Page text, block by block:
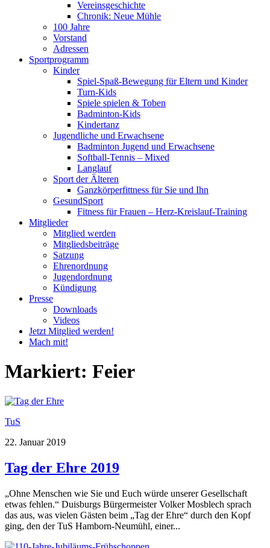
Vereinsgeschichte
Chronik: Neue Mühle
100 Jahre
Vorstand
Adressen
Sportprogramm
Kinder
Spiel-Spaß-Bewegung für Eltern und Kinder
Turn-Kids
Spiele spielen & Toben
Badminton-Kids
Kindertanz
Jugendliche und Erwachsene
Badminton Jugend und Erwachsene
Softball-Tennis – Mixed
Langlauf
Sport der Älteren
Ganzkörperfittness für Sie und Ihn
GesundSport
Fitness für Frauen – Herz-Kreislauf-Training
Mitglieder
Mitglied werden
Mitgliedsbeiträge
Satzung
Ehrenordnung
Jugendordnung
Kündigung
Presse
Downloads
Videos
Jetzt Mitglied werden!
Mach mit!
Markiert: Feier
TuS
22. Januar 2019
Tag der Ehre 2019
„Ohne Menschen wie Sie und Euch würde unserer Gesellschaft
etwas fehlen.“ Duisburgs Bürgermeister Volker Mosblech sprach
das aus, was vielen Gästen beim „Tag der Ehre“ durch den Kopf
ging, den der TuS Hamborn-Neumühl, einer...